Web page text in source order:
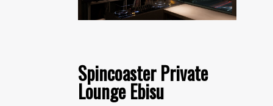
Spincoaster Private
Lounge Ebisu